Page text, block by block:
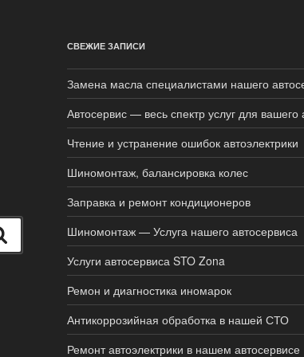
СВЕЖИЕ ЗАПИСИ
Замена масла специалистами нашего
Автосервис — весь спектр услуг для вашего
Чтение и устранение ошибок автоэлектрики
Шиномонтаж, балансировка колес
Заправка и ремонт кондиционеров
Шиномонтаж — Услуга нашего автосервиса
Услуги автосервиса STO Zona
Ремон и диагностика иномарок
Антикоррозийная обработка в нашей СТО
Ремонт автоэлектрики в нашем автосервисе